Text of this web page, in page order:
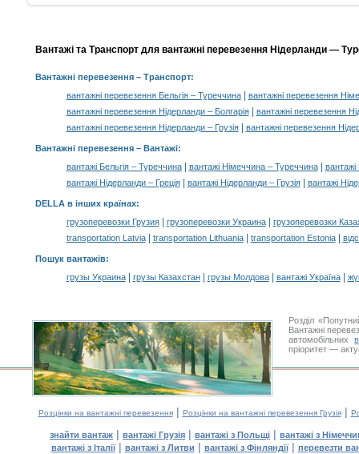
Вантажі та Транспорт для вантажні перевезення Нідерланди —
Вантажні перевезення– Транспорт:
вантажні перевезення Бельгія – Туреччина|
вантажні перевезення
вантажні перевезення Нідерланди – Болгарія|
вантажні перевезення
вантажні перевезення Нідерланди – Грузія| вантажні перевезення
Вантажні перевезення – Вантажі:
вантажі Бельгія – Туреччина| вантажі Німеччина – Туреччина|
вантажі Нідерланди – Греція| вантажі Нідерланди – Грузія| вантажі
DELLA в інших країнах:
грузоперевозки Грузия| грузоперевозки Украина|
грузоперевозки
transportation Latvia| transportation Lithuania| transportation Estonia|
Пошук вантажів:
грузы Украина| грузы Казахстан| грузы Молдова| вантажі Україна|
Розділ
Вантажні
автомобільних
пріоритет —
Розцінки на вантажні перевезення| Розцінки на вантажні перевезення Грузія|
знайти вантаж | вантажі Грузія | вантажі з Польщі | вантажі з
вантажі з Італії| вантажі з Литви | вантажі з Фінляндії| перевезти